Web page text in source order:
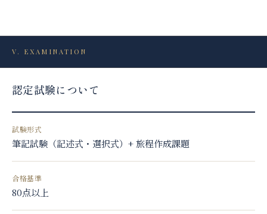
V. EXAMINATION
認定試験について
試験形式
筆記試験（記述式・選択式）+ 旅程作成課題
合格基準
80点以上